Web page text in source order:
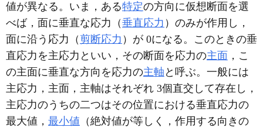
値が異なる。いま，ある特定の方向に仮想断面を選
べば，面に垂直な応力（垂直応力 ）のみが作用し，
面に沿う応力（ 剪断応力 ）が 0になる。このときの垂
直応力を主応力といい，その断面を応力の主面 ，こ
の主面に垂直な方向を応力の主軸 と呼ぶ。一般には
主応力，主面，主軸はそれぞれ 3個直交して存在し，
主応力のうちの二つはその位置における垂直応力の
最大値， 最小値 （絶対値が等しく，作用する向きの